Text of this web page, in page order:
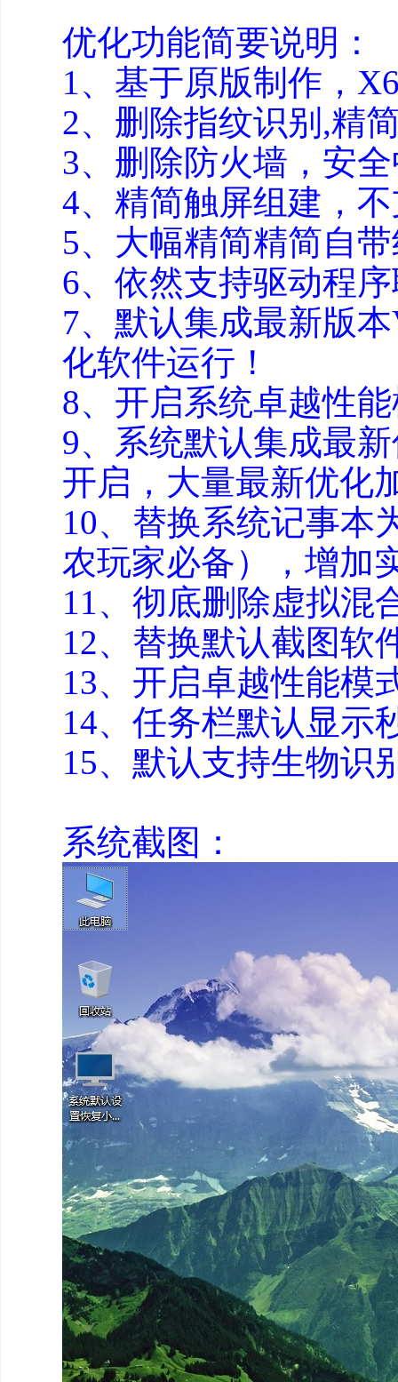
优化功能简要说明：
1、基于原版制作，
2、删除指纹识别,精
3、删除防火墙，安
4、精简触屏组建，
5、大幅精简精简自
6、依然支持驱动程
7、默认集成最新版
化软件运行！
8、开启系统卓越性
9、系统默认集成最
开启，大量最新优化
10、替换系统记事本
农玩家必备），增加
11、彻底删除虚拟混
12、替换默认截图软
13、开启卓越性能模
14、任务栏默认显示
15、默认支持生物识
系统截图：